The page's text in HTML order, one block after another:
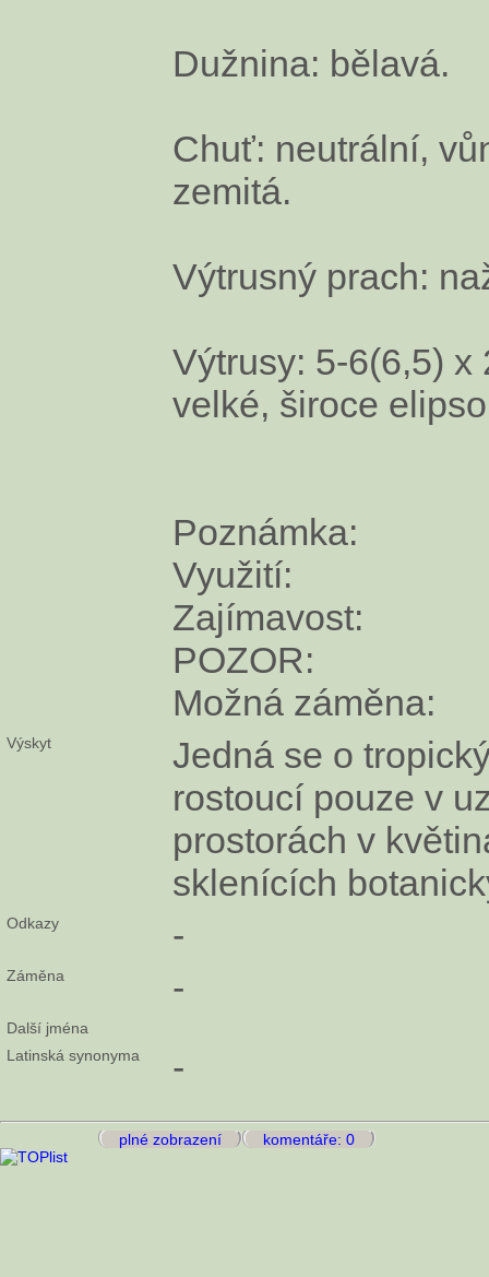
Dužnina: bělavá.
Chuť: neutrální,
zemitá.
Výtrusný prach:
Výtrusy: 5-6(6,5) x
velké, široce
Poznámka:
Využití:
Zajímavost:
POZOR:
Možná záměna:
Výskyt
Jedná se o
rostoucí pouze v
prostorách v
sklenících
Odkazy -
Záměna -
Další jména
Latinská synonyma
-